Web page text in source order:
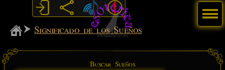
MiSabueso
Significado de los Sueños
Buscar Sueños
Menú